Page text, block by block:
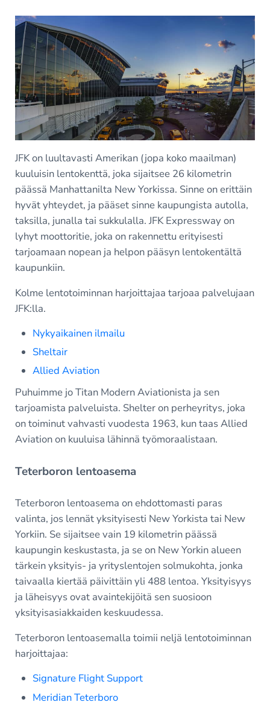
JFK on luultavasti Amerikan (jopa koko maailman)
kuuluisin lentokenttä, joka sijaitsee 26 kilometrin
päässä Manhattanilta New Yorkissa. Sinne on erittäin
hyvät yhteydet, ja pääset sinne kaupungista autolla,
taksilla, junalla tai sukkulalla. JFK Expressway on
lyhyt moottoritie, joka on rakennettu erityisesti
tarjoamaan nopean ja helpon pääsyn lentokentältä
kaupunkiin.
Kolme lentotoiminnan harjoittajaa tarjoaa palvelujaan
JFK:lla.
Nykyaikainen ilmailu
Sheltair
Allied Aviation
Puhuimme jo Titan Modern Aviationista ja sen
tarjoamista palveluista. Shelter on perheyritys, joka
on toiminut vahvasti vuodesta 1963, kun taas Allied
Aviation on kuuluisa lähinnä työmoraalistaan.
Teterboron lentoasema
Teterboron lentoasema on ehdottomasti paras
valinta, jos lennät yksityisesti New Yorkista tai New
Yorkiin. Se sijaitsee vain 19 kilometrin päässä
kaupungin keskustasta, ja se on New Yorkin alueen
tärkein yksityis- ja yrityslentojen solmukohta, jonka
taivaalla kiertää päivittäin yli 488 lentoa. Yksityisyys
ja läheisyys ovat avaintekijöitä sen suosioon
yksityisasiakkaiden keskuudessa.
Teterboron lentoasemalla toimii neljä lentotoiminnan
harjoittajaa:
Signature Flight Support
Meridian Teterboro